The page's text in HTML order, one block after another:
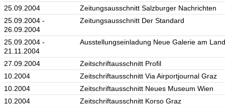
25.09.2004
Zeitungsausschnitt Salzburger Nachrichten
25.09.2004 -
26.09.2004
Zeitungsausschnitt Der Standard
25.09.2004 -
21.11.2004
Ausstellungseinladung Neue Galerie am
27.09.2004
Zeitschriftausschnitt Profil
10.2004
Zeitschriftausschnitt Via Airportjournal Graz
10.2004
Zeitschriftausschnitt Neues Museum Wien
10.2004
Zeitschriftausschnitt Korso Graz